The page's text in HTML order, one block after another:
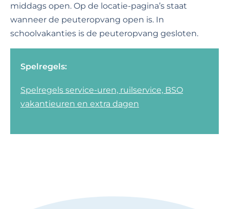
middags open. Op de locatie-pagina’s staat
wanneer de peuteropvang open is. In
schoolvakanties is de peuteropvang gesloten.
Spelregels:
Spelregels service-uren, ruilservice, BSO
vakantieuren en extra dagen